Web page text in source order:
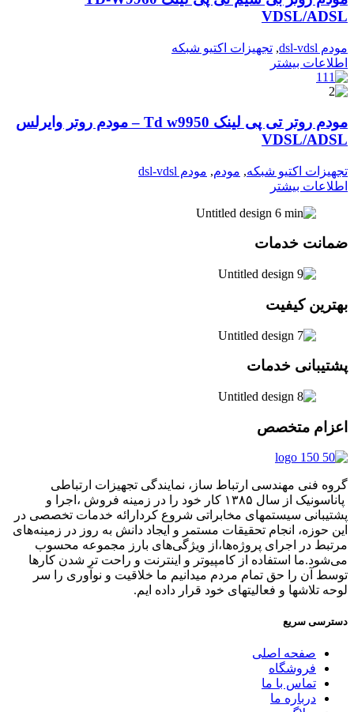
VDSL/ADSL
مودم dsl-vdsl , تجهیزات اکتیو شبکه
اطلاعات بیشتر
مودم روتر تی پی لینک Td w9950 – مودم روتر وایرلس
VDSL/ADSL
تجهیزات اکتیو شبکه, مودم, مودم dsl-vdsl
اطلاعات بیشتر
ضمانت خدمات
بهترین کیفیت
پشتیبانی خدمات
اعزام متخصص
گروه فنی مهندسی ارتباط ساز، نمایندگی تجهیزات ارتباطی
پاناسونیک از سال ۱۳۸۵ کار خود را در زمینه فروش ،اجرا و
پشتیبانی سیستمهای مخابراتی شروع کردارائه خدمات تخصصی در
این حوزه، انجام تحقیقات مستمر و ایجاد دانش به‌ روز در زمینه‌های
مرتبط در اجرای پروژه‌ها،از ویژگی‌های بارز مجموعه محسوب
می‌شود.ما استفاده از کامپیوتر و اینترنت و راحت تر شدن کارها
توسط آن را حق تمام مردم میدانیم ما خلاقیت و نوآوری را سر
لوحه تلاشها و فعالیتهای خود قرار داده ایم.
دسترسی سریع
صفحه اصلی
فروشگاه
تماس با ما
درباره ما